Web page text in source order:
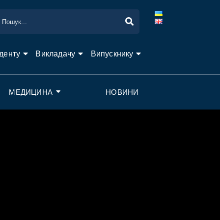
Викладачу Випускнику
МЕДИЦИНА НОВИНИ